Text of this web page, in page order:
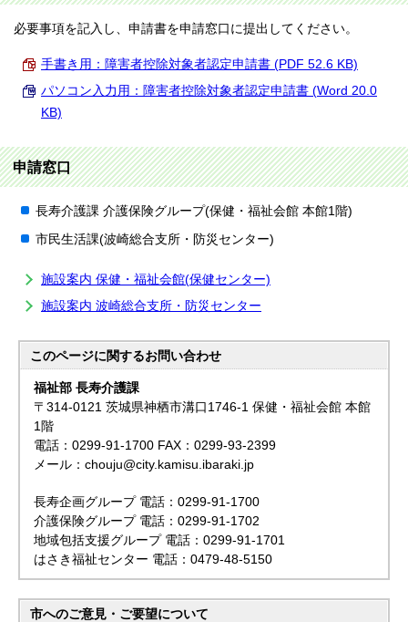
必要事項を記入し、申請書を申請窓口に提出してください。
手書き用：障害者控除対象者認定申請書 (PDF 52.6 KB)
パソコン入力用：障害者控除対象者認定申請書 (Word 20.0
KB)
申請窓口
長寿介護課 介護保険グループ(保健・福祉会館 本館1階)
市民生活課(波崎総合支所・防災センター)
施設案内 保健・福祉会館(保健センター)
施設案内 波崎総合支所・防災センター
このページに関するお問い合わせ
福祉部 長寿介護課
〒314-0121 茨城県神栖市溝口1746-1 保健・福祉会館 本館
1階
電話：0299-91-1700 FAX：0299-93-2399
メール：chouju@city.kamisu.ibaraki.jp
長寿企画グループ 電話：0299-91-1700
介護保険グループ 電話：0299-91-1702
地域包括支援グループ 電話：0299-91-1701
はさき福祉センター 電話：0479-48-5150
市へのご意見・ご要望について